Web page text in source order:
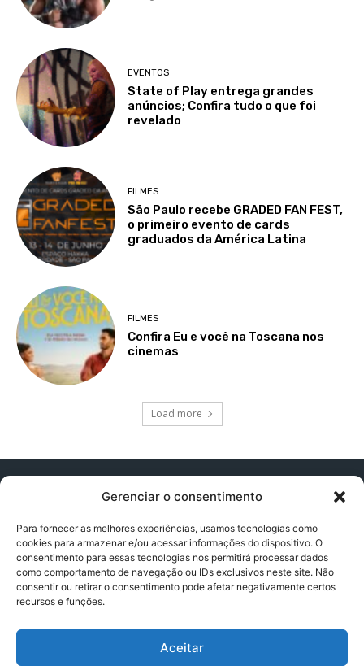
Gerenciar o consentimento
Para fornecer as melhores experiências, usamos tecnologias como
cookies para armazenar e/ou acessar informações do dispositivo. O
consentimento para essas tecnologias nos permitirá processar dados
como comportamento de navegação ou IDs exclusivos neste site. Não
consentir ou retirar o consentimento pode afetar negativamente certos
recursos e funções.
Aceitar
EVENTOS
State of Play entrega grandes
anúncios; Confira tudo o que foi
revelado
FILMES
São Paulo recebe GRADED FAN FEST,
o primeiro evento de cards
graduados da América Latina
FILMES
Confira Eu e você na Toscana nos
cinemas
Load more
Contato:contatopapogeek@gmail.com
Política de Privacidade